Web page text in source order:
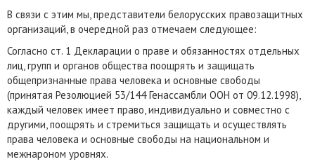
В связи с этим мы, представители белорусских правозащитных
организаций, в очередной раз отмечаем следующее:
Согласно ст. 1 Декларации о праве и обязанностях отдельных
лиц, групп и органов общества поощрять и защищать
общепризнанные права человека и основные свободы
(принятая Резолюцией 53/144 Генассамбли ООН от 09.12.1998),
каждый человек имеет право, индивидуально и совместно с
другими, поощрять и стремиться защищать и осуществлять
права человека и основные свободы на национальном и
межнароном уровнях.